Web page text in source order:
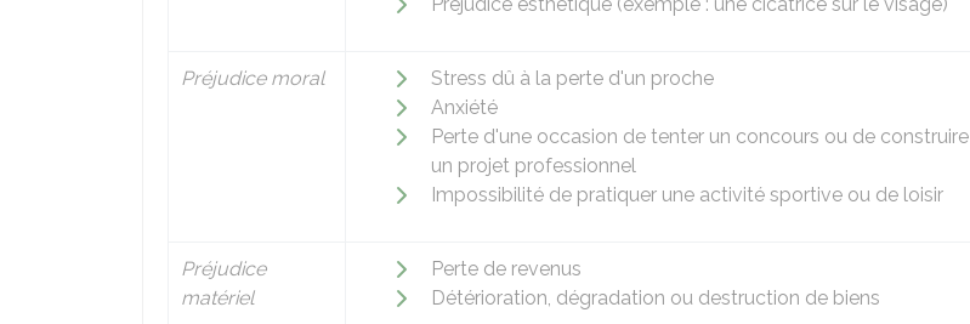
Préjudice moral
Stress dû à la perte d'un proche
Anxiété
Perte d'une occasion de tenter un concours ou de construire
un projet professionnel
Impossibilité de pratiquer une activité sportive ou de loisir
Préjudice
matériel
Perte de revenus
Détérioration, dégradation ou destruction de biens